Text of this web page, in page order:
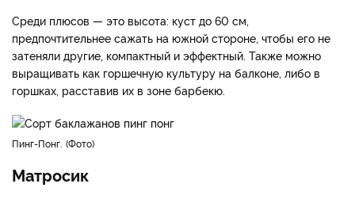
Среди плюсов — это высота: куст до 60 см,
предпочтительнее сажать на южной стороне, чтобы его не
затеняли другие, компактный и эффектный. Также можно
выращивать как горшечную культуру на балконе, либо в
горшках, расставив их в зоне барбекю.
Пинг-Понг. Фото
Матросик